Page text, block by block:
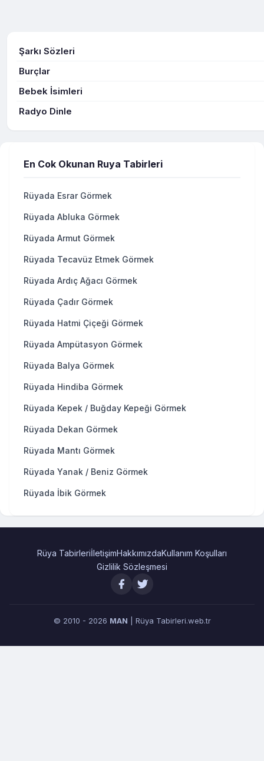
Şarkı Sözleri
Burçlar
Bebek İsimleri
Radyo Dinle
En Cok Okunan Ruya Tabirleri
Rüyada Esrar Görmek
Rüyada Abluka Görmek
Rüyada Armut Görmek
Rüyada Tecavüz Etmek Görmek
Rüyada Ardıç Ağacı Görmek
Rüyada Çadır Görmek
Rüyada Hatmi Çiçeği Görmek
Rüyada Ampütasyon Görmek
Rüyada Balya Görmek
Rüyada Hindiba Görmek
Rüyada Kepek / Buğday Kepeği Görmek
Rüyada Dekan Görmek
Rüyada Mantı Görmek
Rüyada Yanak / Beniz Görmek
Rüyada İbik Görmek
Rüya TabirleriİletişimHakkımızdaKullanım Koşulları
Gizlilik Sözleşmesi
© 2010 - 2026 MAN | Rüya Tabirleri.web.tr